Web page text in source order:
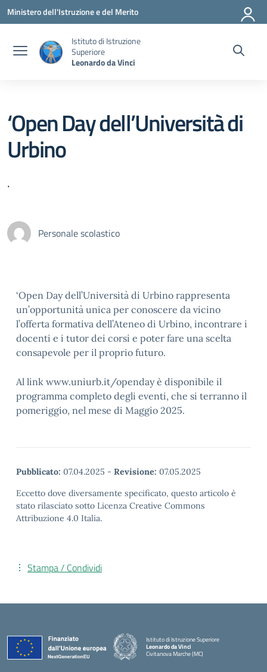
Vai ai contenuti
Vai al menu di navigazione
Vai al footer
Ministero dell'Istruzione e del Merito
Istituto di Istruzione
Superiore
Leonardo da Vinci
‘Open Day dell’Università di
Urbino
.
Personale scolastico
‘Open Day dell’Università di Urbino rappresenta
un’opportunità unica per conoscere da vicino
l’offerta formativa dell’Ateneo di Urbino, incontrare i
docenti e i tutor dei corsi e poter fare una scelta
consapevole per il proprio futuro.
Al link www.uniurb.it/openday è disponibile il
programma completo degli eventi, che si terranno il
pomeriggio, nel mese di Maggio 2025.
Pubblicato: 07.04.2025 - Revisione: 07.05.2025
Eccetto dove diversamente specificato, questo articolo è
stato rilasciato sotto Licenza Creative Commons
Attribuzione 4.0 Italia.
Stampa / Condividi
Istituto di Istruzione Superiore
Leonardo da Vinci
Civitanova Marche (MC)